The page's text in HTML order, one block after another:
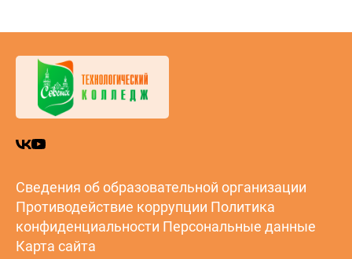
Сведения об образовательной организации
Противодействие коррупции Политика
конфиденциальности Персональные данные
Карта сайта